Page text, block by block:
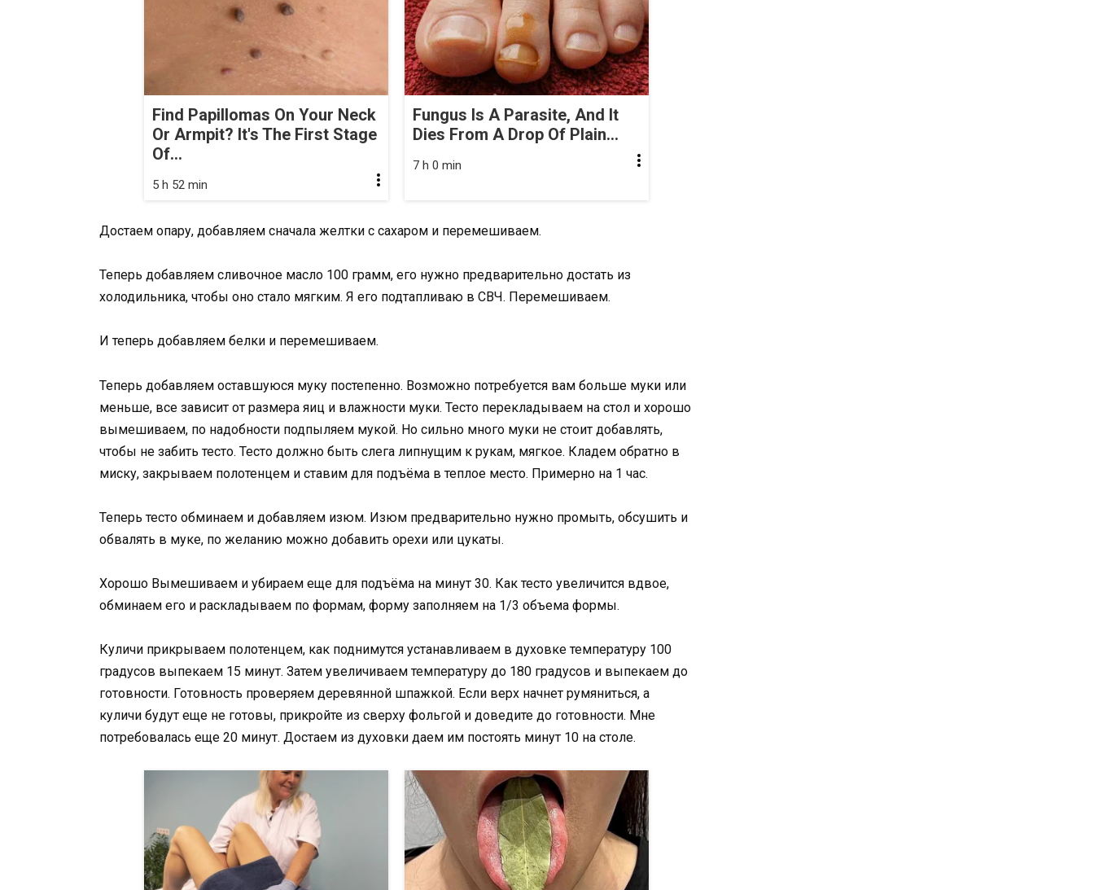
Find Papillomas On Your Neck
Or Armpit? It's The First Stage
Of...
5 h 52 min
Fungus Is A Parasite, And It
Dies From A Drop Of Plain...
7 h 0 min
Достаем опару, добавляем сначала желтки с сахаром и перемешиваем.
Теперь добавляем сливочное масло 100 грамм, его нужно предварительно достать из
холодильника, чтобы оно стало мягким. Я его подтапливаю в СВЧ. Перемешиваем.
И теперь добавляем белки и перемешиваем.
Теперь добавляем оставшуюся муку постепенно. Возможно потребуется вам больше муки или
меньше, все зависит от размера яиц и влажности муки. Тесто перекладываем на стол и хорошо
вымешиваем, по надобности подпыляем мукой. Но сильно много муки не стоит добавлять,
чтобы не забить тесто. Тесто должно быть слега липнущим к рукам, мягкое. Кладем обратно в
миску, закрываем полотенцем и ставим для подъёма в теплое место. Примерно на 1 час.
Теперь тесто обминаем и добавляем изюм. Изюм предварительно нужно промыть, обсушить и
обвалять в муке, по желанию можно добавить орехи или цукаты.
Хорошо Вымешиваем и убираем еще для подъёма на минут 30. Как тесто увеличится вдвое,
обминаем его и раскладываем по формам, форму заполняем на 1/3 объема формы.
Куличи прикрываем полотенцем, как поднимутся устанавливаем в духовке температуру 100
градусов выпекаем 15 минут. Затем увеличиваем температуру до 180 градусов и выпекаем до
готовности. Готовность проверяем деревянной шпажкой. Если верх начнет румяниться, а
куличи будут еще не готовы, прикройте из сверху фольгой и доведите до готовности. Мне
потребовалась еще 20 минут. Достаем из духовки даем им постоять минут 10 на столе.